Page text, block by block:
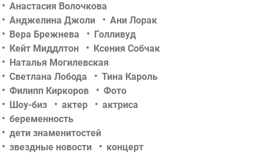
Анастасия Волочкова
Анджелина Джоли
Ани Лорак
Вера Брежнева
Голливуд
Кейт Миддлтон
Ксения Собчак
Наталья Могилевская
Светлана Лобода
Тина Кароль
Филипп Киркоров
Фото
Шоу-биз
актер
актриса
беременность
дети знаменитостей
звездные новости
концерт